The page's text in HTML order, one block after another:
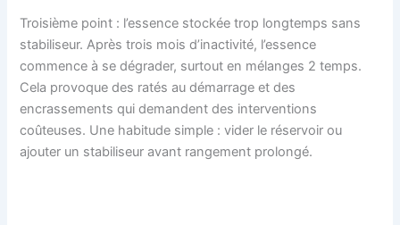
Troisième point : l’essence stockée trop longtemps sans
stabiliseur. Après trois mois d’inactivité, l’essence
commence à se dégrader, surtout en mélanges 2 temps.
Cela provoque des ratés au démarrage et des
encrassements qui demandent des interventions
coûteuses. Une habitude simple : vider le réservoir ou
ajouter un stabiliseur avant rangement prolongé.